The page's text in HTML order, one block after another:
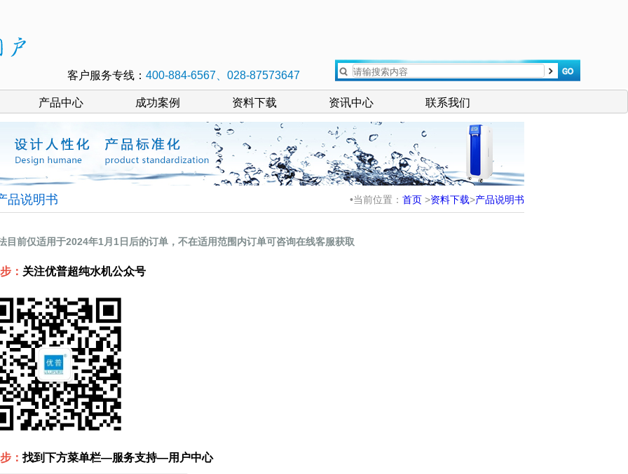
客户服务专线： 400-884-6567、028-87573647
产品中心 成功案例 资料下载 资讯中心 联系我们
品说明书 •当前位置： 首页 >资料下载>产品说明书
目前仅适用于2024年1月1日后的订单，不在适用范围内订单可咨询在线客服获取
： 关注优普超纯水机公众号
： 找到下方菜单栏—服务支持—用户中心